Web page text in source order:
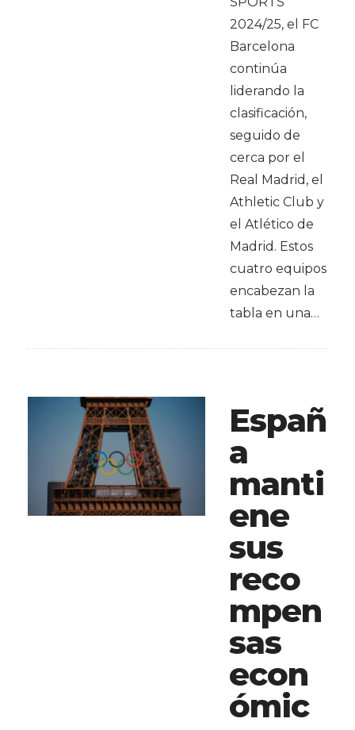
2024/25, el FC
Barcelona
continúa
liderando la
clasificación,
seguido de
cerca por el
Real Madrid, el
Athletic Club y
el Atlético de
Madrid. Estos
cuatro equipos
encabezan la
tabla en una…
Españ
a
manti
ene
sus
reco
mpen
sas
econ
ómic